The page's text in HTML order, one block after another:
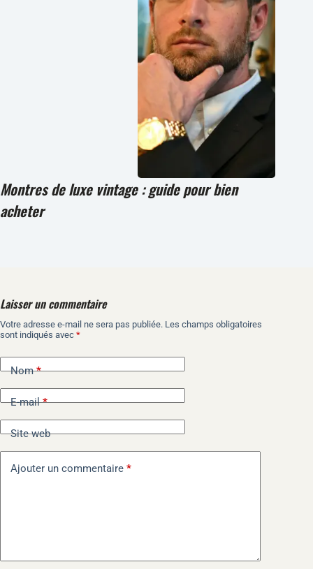
Montres de luxe vintage : guide pour bien
acheter
Laisser un commentaire
Votre adresse e-mail ne sera pas publiée. Les champs obligatoires
sont indiqués avec *
Nom*
E-mail*
Site web
Ajouter un commentaire *
A
l
n
a
t
i